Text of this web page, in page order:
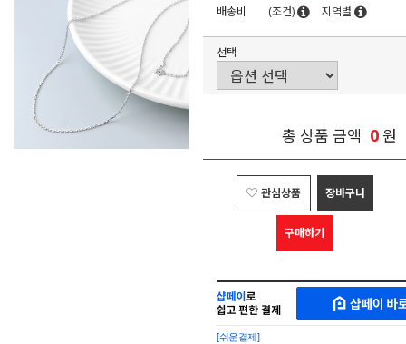
배송비
(조건) 지역별
선택
총 상품 금액 0원
관심상품 장바구니
구매하기
MAKESHOP
SHOPPAY
로
간
페
이
[쉬운결제]